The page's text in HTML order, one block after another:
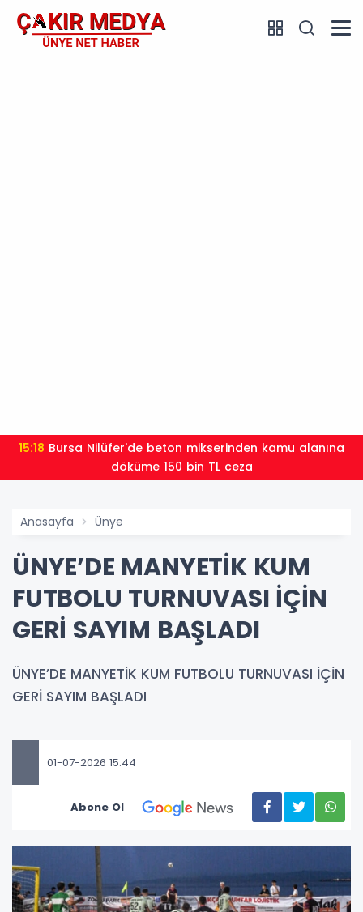
15:18
döküme 150 bin TL ceza
Anasayfa Ünye
ÜNYE’DE MANYETİK KUM
FUTBOLU TURNUVASI İÇİN
GERİ SAYIM BAŞLADI
ÜNYE’DE MANYETİK KUM FUTBOLU TURNUVASI İÇİN
GERİ SAYIM BAŞLADI
01-07-2026 15:44
Abone Ol